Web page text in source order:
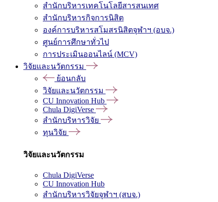
สำนักบริหารเทคโนโลยีสารสนเทศ
สำนักบริหารกิจการนิสิต
องค์การบริหารสโมสรนิสิตจุฬาฯ (อบจ.)
ศูนย์การศึกษาทั่วไป
การประเมินออนไลน์ (MCV)
วิจัยและนวัตกรรม
ย้อนกลับ
วิจัยและนวัตกรรม
CU Innovation Hub
Chula DigiVerse
สำนักบริหารวิจัย
ทุนวิจัย
วิจัยและนวัตกรรม
Chula DigiVerse
CU Innovation Hub
สำนักบริหารวิจัยจุฬาฯ (สบจ.)